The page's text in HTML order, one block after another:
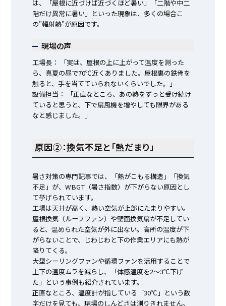
は、「屋根に近づけば近づくほど暑い」「二階や中二
階だけ異常に暑い」といった現象は、多くの場合こ
の"輻射熱"が原因です。
現場の声
工場長： 「実は、屋根の上に上がって温度を測った
ら、真夏の昼で70℃近くありました。屋根裏の鉄骨を
触ると、手を当てていられないくらいでした。」
設備担当： 「正直なところ、あの熱をずっと受け続け
ていると思うと、下で扇風機を増やしても限界がある
なと感じました。」
原因②：換気不足と「熱だまり」
暑さ対策の専門記事では、「熱がこもる構造」「換気
不足」が、WBGT（暑さ指数）が下がらない原因とし
て挙げられています。
工場は天井が高く、熱い空気が上部にたまりやすい。
屋根換気（ルーフファン）や壁面換気扇が不足してい
ると、温められた空気が外に出ない。高所の温度が下
がらないことで、じわじわと下の作業エリアにも熱が
降りてくる。
大型シーリングファンや循環ファンを活用することで
上下の温度ムラを減らし、「体感温度を2〜3℃下げ
た」という事例も紹介されています。
正直なところ、温度計が指している「30℃」という数
字だけを見ても、現場のしんどさは測りきれません。